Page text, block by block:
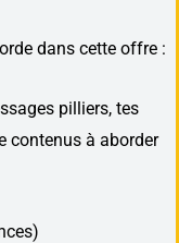
dans cette offre :
pilliers, tes
contenus à aborder